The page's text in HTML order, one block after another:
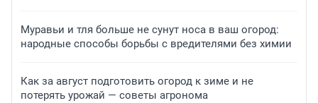
Муравьи и тля больше не сунут носа в ваш огород:
народные способы борьбы с вредителями без химии
Как за август подготовить огород к зиме и не
потерять урожай — советы агронома